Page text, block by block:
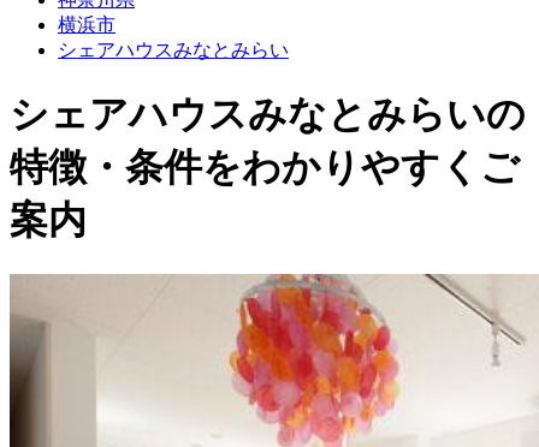
横浜市
シェアハウスみなとみらい
シェアハウスみなとみらいの
特徴・条件をわかりやすくご
案内